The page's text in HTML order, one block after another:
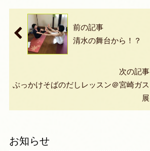
前の記事
清水の舞台から！？
次の記事
ぶっかけそばのだしレッスン＠宮崎ガス
展
お知らせ